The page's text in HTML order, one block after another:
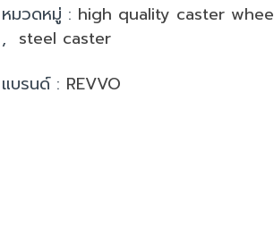
หมวดหมู่ : high quality caster
, steel caster
แบรนด์ : REVVO